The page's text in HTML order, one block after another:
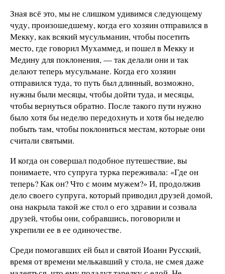
Зная всё это, мы не слишком удивимся следующему
чуду, произошедшему, когда его хозяин отправился в
Мекку, как всякий мусульманин, чтобы посетить
место, где говорил Мухаммед, и пошел в Мекку и
Медину для поклонения, — так делали они и так
делают теперь мусульмане. Когда его хозяин
отправился туда, то путь был длинный, возможно,
нужны были месяцы, чтобы дойти туда, и месяцы,
чтобы вернуться обратно. После такого пути нужно
было хотя бы неделю передохнуть и хотя бы неделю
побыть там, чтобы поклониться местам, которые они
считали святыми.
И когда он совершал подобное путешествие, вы
понимаете, что супруга турка переживала: «Где он
теперь? Как он? Что с моим мужем?» И, продолжив
дело своего супруга, который приводил друзей домой,
она накрыла такой же стол о его здравии и созвала
друзей, чтобы они, собравшись, поговорили и
укрепили ее в ее одиночестве.
Среди помогавших ей был и святой Иоанн Русский,
время от времени мелькавший у стола, не смея даже